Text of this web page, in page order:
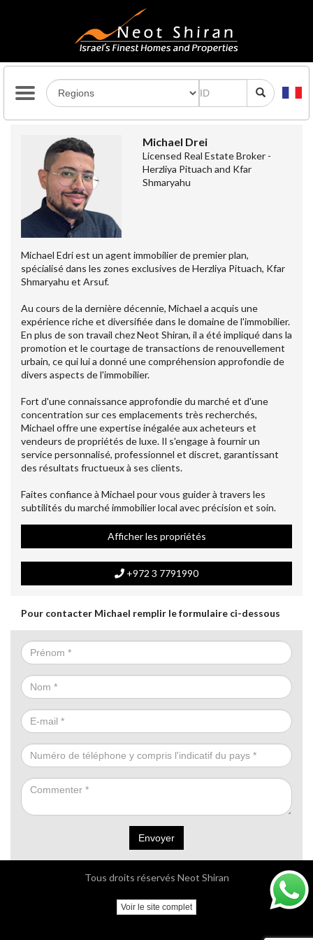
Michael Drei
Licensed Real Estate Broker -
Herzliya Pituach and Kfar
Shmaryahu
Michael Edri est un agent immobilier de premier plan,
spécialisé dans les zones exclusives de Herzliya Pituach, Kfar
Shmaryahu et Arsuf.
Au cours de la dernière décennie, Michael a acquis une
expérience riche et diversifiée dans le domaine de l'immobilier.
En plus de son travail chez Neot Shiran, il a été impliqué dans la
promotion et le courtage de transactions de renouvellement
urbain, ce qui lui a donné une compréhension approfondie de
divers aspects de l'immobilier.
Fort d'une connaissance approfondie du marché et d'une
concentration sur ces emplacements très recherchés,
Michael offre une expertise inégalée aux acheteurs et
vendeurs de propriétés de luxe. Il s'engage à fournir un
service personnalisé, professionnel et discret, garantissant
des résultats fructueux à ses clients.
Faites confiance à Michael pour vous guider à travers les
subtilités du marché immobilier local avec précision et soin.
Afficher les propriétés
+972 3 7791990
Pour contacter Michael remplir le formulaire ci-dessous
Envoyer
Tous droits réservés Neot Shiran
Voir le site complet